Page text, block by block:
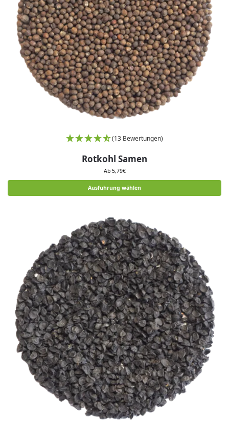
(13 Bewertungen)
Rotkohl Samen
Ab 5,79€
Ausführung wählen